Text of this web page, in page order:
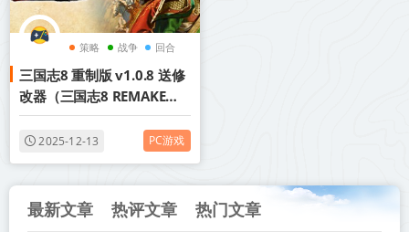
策略 战争 回合
三国志8 重制版 v1.0.8 送修
改器（三国志8 REMAKE）
中文版网盘下载
2025-12-13 PC游戏
最新文章 热评文章 热门文章